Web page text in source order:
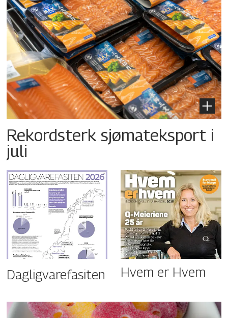
Rekordsterk sjømateksport i
juli
Dagligvarefasiten Hvem er Hvem